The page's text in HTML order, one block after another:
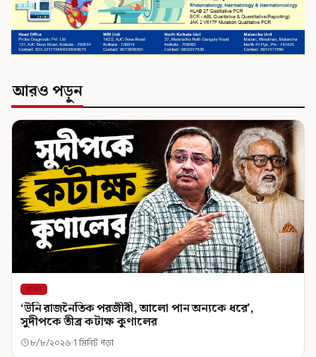
আরও পড়ুন
রাজ্য
‘উনি রাজনৈতিক পরজীবী, আলো পান অন্যকে ধরে’,
সুদীপকে তীব্র কটাক্ষ কুণালের
৮/৮/২০২৬ 1 মিনিট পড়া